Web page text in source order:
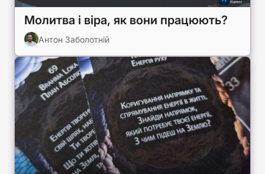
Молитва і віра, як вони працюють?
Антон Заболотній